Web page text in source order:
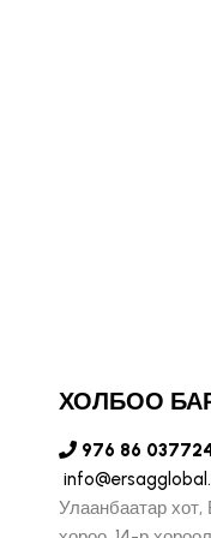
ХОЛБОО
976 86 037724
Улаанбаатар хот,